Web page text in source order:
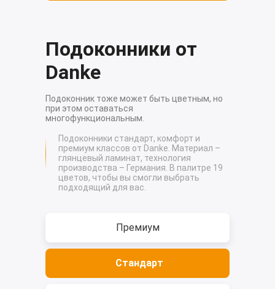
Премиум
Стандарт
Подоконники от
Danke
Подоконники стандарт, комфорт и
премиум классов от Danke. Материал –
глянцевый ламинат, технология
производства – Германия. В палитре 19
цветов, чтобы вы смогли выбрать
подходящий для вас.
Подоконник тоже может быть цветным, но
при этом оставаться
многофункциональным.